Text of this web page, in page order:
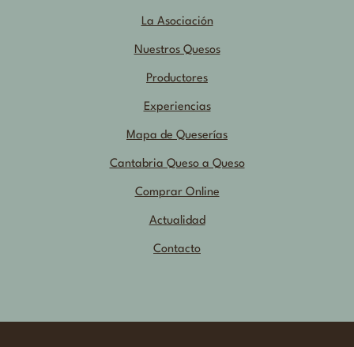
La Asociación
Nuestros Quesos
Productores
Experiencias
Mapa de Queserías
Cantabria Queso a Queso
Comprar Online
Actualidad
Contacto